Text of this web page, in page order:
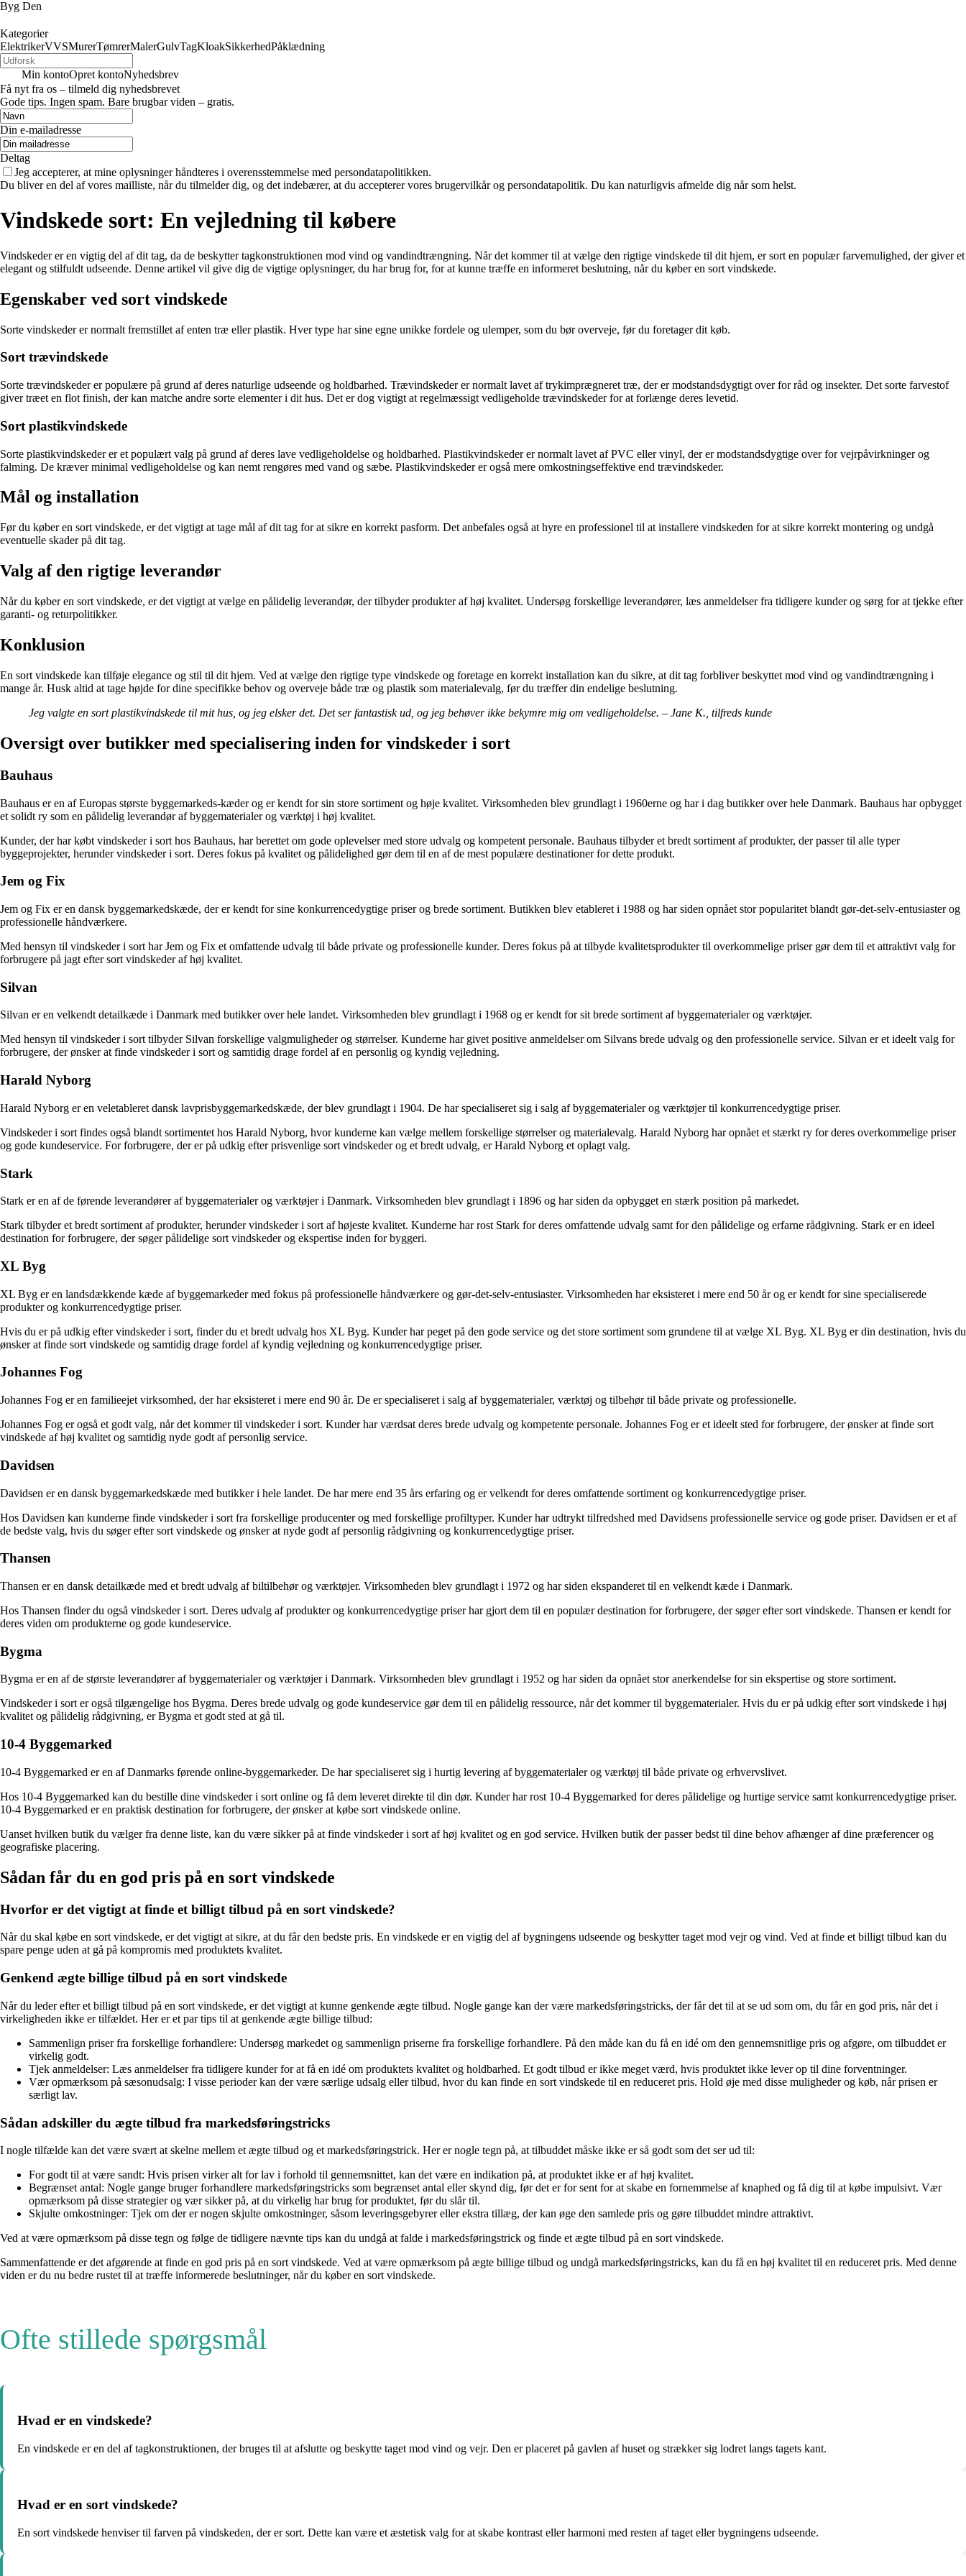
Byg Den
Kategorier
ElektrikerVVSMurerTømrerMalerGulvTagKloakSikkerhedPåklædning
Min kontoOpret kontoNyhedsbrev
Få nyt fra os – tilmeld dig nyhedsbrevet
Gode tips. Ingen spam. Bare brugbar viden – gratis.
Din e-mailadresse
Deltag
Jeg accepterer, at mine oplysninger håndteres i overensstemmelse med persondatapolitikken.
Du bliver en del af vores mailliste, når du tilmelder dig, og det indebærer, at du accepterer vores brugervilkår og persondatapolitik. Du kan naturligvis afmelde dig når som helst.
Vindskede sort: En vejledning til købere
Vindskeder er en vigtig del af dit tag, da de beskytter tagkonstruktionen mod vind og vandindtrængning. Når det kommer til at vælge den rigtige vindskede til dit hjem, er sort en populær farvemulighed, der giver et
elegant og stilfuldt udseende. Denne artikel vil give dig de vigtige oplysninger, du har brug for, for at kunne træffe en informeret beslutning, når du køber en sort vindskede.
Egenskaber ved sort vindskede
Sorte vindskeder er normalt fremstillet af enten træ eller plastik. Hver type har sine egne unikke fordele og ulemper, som du bør overveje, før du foretager dit køb.
Sort trævindskede
Sorte trævindskeder er populære på grund af deres naturlige udseende og holdbarhed. Trævindskeder er normalt lavet af trykimprægneret træ, der er modstandsdygtigt over for råd og insekter. Det sorte farvestof
giver træet en flot finish, der kan matche andre sorte elementer i dit hus. Det er dog vigtigt at regelmæssigt vedligeholde trævindskeder for at forlænge deres levetid.
Sort plastikvindskede
Sorte plastikvindskeder er et populært valg på grund af deres lave vedligeholdelse og holdbarhed. Plastikvindskeder er normalt lavet af PVC eller vinyl, der er modstandsdygtige over for vejrpåvirkninger og
falming. De kræver minimal vedligeholdelse og kan nemt rengøres med vand og sæbe. Plastikvindskeder er også mere omkostningseffektive end trævindskeder.
Mål og installation
Før du køber en sort vindskede, er det vigtigt at tage mål af dit tag for at sikre en korrekt pasform. Det anbefales også at hyre en professionel til at installere vindskeden for at sikre korrekt montering og undgå
eventuelle skader på dit tag.
Valg af den rigtige leverandør
Når du køber en sort vindskede, er det vigtigt at vælge en pålidelig leverandør, der tilbyder produkter af høj kvalitet. Undersøg forskellige leverandører, læs anmeldelser fra tidligere kunder og sørg for at tjekke efter
garanti- og returpolitikker.
Konklusion
En sort vindskede kan tilføje elegance og stil til dit hjem. Ved at vælge den rigtige type vindskede og foretage en korrekt installation kan du sikre, at dit tag forbliver beskyttet mod vind og vandindtrængning i
mange år. Husk altid at tage højde for dine specifikke behov og overveje både træ og plastik som materialevalg, før du træffer din endelige beslutning.
Jeg valgte en sort plastikvindskede til mit hus, og jeg elsker det. Det ser fantastisk ud, og jeg behøver ikke bekymre mig om vedligeholdelse. – Jane K., tilfreds kunde
Oversigt over butikker med specialisering inden for vindskeder i sort
Bauhaus
Bauhaus er en af Europas største byggemarkeds-kæder og er kendt for sin store sortiment og høje kvalitet. Virksomheden blev grundlagt i 1960erne og har i dag butikker over hele Danmark. Bauhaus har opbygget
et solidt ry som en pålidelig leverandør af byggematerialer og værktøj i høj kvalitet.
Kunder, der har købt vindskeder i sort hos Bauhaus, har berettet om gode oplevelser med store udvalg og kompetent personale. Bauhaus tilbyder et bredt sortiment af produkter, der passer til alle typer
byggeprojekter, herunder vindskeder i sort. Deres fokus på kvalitet og pålidelighed gør dem til en af de mest populære destinationer for dette produkt.
Jem og Fix
Jem og Fix er en dansk byggemarkedskæde, der er kendt for sine konkurrencedygtige priser og brede sortiment. Butikken blev etableret i 1988 og har siden opnået stor popularitet blandt gør-det-selv-entusiaster og
professionelle håndværkere.
Med hensyn til vindskeder i sort har Jem og Fix et omfattende udvalg til både private og professionelle kunder. Deres fokus på at tilbyde kvalitetsprodukter til overkommelige priser gør dem til et attraktivt valg for
forbrugere på jagt efter sort vindskeder af høj kvalitet.
Silvan
Silvan er en velkendt detailkæde i Danmark med butikker over hele landet. Virksomheden blev grundlagt i 1968 og er kendt for sit brede sortiment af byggematerialer og værktøjer.
Med hensyn til vindskeder i sort tilbyder Silvan forskellige valgmuligheder og størrelser. Kunderne har givet positive anmeldelser om Silvans brede udvalg og den professionelle service. Silvan er et ideelt valg for
forbrugere, der ønsker at finde vindskeder i sort og samtidig drage fordel af en personlig og kyndig vejledning.
Harald Nyborg
Harald Nyborg er en veletableret dansk lavprisbyggemarkedskæde, der blev grundlagt i 1904. De har specialiseret sig i salg af byggematerialer og værktøjer til konkurrencedygtige priser.
Vindskeder i sort findes også blandt sortimentet hos Harald Nyborg, hvor kunderne kan vælge mellem forskellige størrelser og materialevalg. Harald Nyborg har opnået et stærkt ry for deres overkommelige priser
og gode kundeservice. For forbrugere, der er på udkig efter prisvenlige sort vindskeder og et bredt udvalg, er Harald Nyborg et oplagt valg.
Stark
Stark er en af de førende leverandører af byggematerialer og værktøjer i Danmark. Virksomheden blev grundlagt i 1896 og har siden da opbygget en stærk position på markedet.
Stark tilbyder et bredt sortiment af produkter, herunder vindskeder i sort af højeste kvalitet. Kunderne har rost Stark for deres omfattende udvalg samt for den pålidelige og erfarne rådgivning. Stark er en ideel
destination for forbrugere, der søger pålidelige sort vindskeder og ekspertise inden for byggeri.
XL Byg
XL Byg er en landsdækkende kæde af byggemarkeder med fokus på professionelle håndværkere og gør-det-selv-entusiaster. Virksomheden har eksisteret i mere end 50 år og er kendt for sine specialiserede
produkter og konkurrencedygtige priser.
Hvis du er på udkig efter vindskeder i sort, finder du et bredt udvalg hos XL Byg. Kunder har peget på den gode service og det store sortiment som grundene til at vælge XL Byg. XL Byg er din destination, hvis du
ønsker at finde sort vindskede og samtidig drage fordel af kyndig vejledning og konkurrencedygtige priser.
Johannes Fog
Johannes Fog er en familieejet virksomhed, der har eksisteret i mere end 90 år. De er specialiseret i salg af byggematerialer, værktøj og tilbehør til både private og professionelle.
Johannes Fog er også et godt valg, når det kommer til vindskeder i sort. Kunder har værdsat deres brede udvalg og kompetente personale. Johannes Fog er et ideelt sted for forbrugere, der ønsker at finde sort
vindskede af høj kvalitet og samtidig nyde godt af personlig service.
Davidsen
Davidsen er en dansk byggemarkedskæde med butikker i hele landet. De har mere end 35 års erfaring og er velkendt for deres omfattende sortiment og konkurrencedygtige priser.
Hos Davidsen kan kunderne finde vindskeder i sort fra forskellige producenter og med forskellige profiltyper. Kunder har udtrykt tilfredshed med Davidsens professionelle service og gode priser. Davidsen er et af
de bedste valg, hvis du søger efter sort vindskede og ønsker at nyde godt af personlig rådgivning og konkurrencedygtige priser.
Thansen
Thansen er en dansk detailkæde med et bredt udvalg af biltilbehør og værktøjer. Virksomheden blev grundlagt i 1972 og har siden ekspanderet til en velkendt kæde i Danmark.
Hos Thansen finder du også vindskeder i sort. Deres udvalg af produkter og konkurrencedygtige priser har gjort dem til en populær destination for forbrugere, der søger efter sort vindskede. Thansen er kendt for
deres viden om produkterne og gode kundeservice.
Bygma
Bygma er en af de største leverandører af byggematerialer og værktøjer i Danmark. Virksomheden blev grundlagt i 1952 og har siden da opnået stor anerkendelse for sin ekspertise og store sortiment.
Vindskeder i sort er også tilgængelige hos Bygma. Deres brede udvalg og gode kundeservice gør dem til en pålidelig ressource, når det kommer til byggematerialer. Hvis du er på udkig efter sort vindskede i høj
kvalitet og pålidelig rådgivning, er Bygma et godt sted at gå til.
10-4 Byggemarked
10-4 Byggemarked er en af Danmarks førende online-byggemarkeder. De har specialiseret sig i hurtig levering af byggematerialer og værktøj til både private og erhvervslivet.
Hos 10-4 Byggemarked kan du bestille dine vindskeder i sort online og få dem leveret direkte til din dør. Kunder har rost 10-4 Byggemarked for deres pålidelige og hurtige service samt konkurrencedygtige priser.
10-4 Byggemarked er en praktisk destination for forbrugere, der ønsker at købe sort vindskede online.
Uanset hvilken butik du vælger fra denne liste, kan du være sikker på at finde vindskeder i sort af høj kvalitet og en god service. Hvilken butik der passer bedst til dine behov afhænger af dine præferencer og
geografiske placering.
Sådan får du en god pris på en sort vindskede
Hvorfor er det vigtigt at finde et billigt tilbud på en sort vindskede?
Når du skal købe en sort vindskede, er det vigtigt at sikre, at du får den bedste pris. En vindskede er en vigtig del af bygningens udseende og beskytter taget mod vejr og vind. Ved at finde et billigt tilbud kan du
spare penge uden at gå på kompromis med produktets kvalitet.
Genkend ægte billige tilbud på en sort vindskede
Når du leder efter et billigt tilbud på en sort vindskede, er det vigtigt at kunne genkende ægte tilbud. Nogle gange kan der være markedsføringstricks, der får det til at se ud som om, du får en god pris, når det i
virkeligheden ikke er tilfældet. Her er et par tips til at genkende ægte billige tilbud:
Sammenlign priser fra forskellige forhandlere: Undersøg markedet og sammenlign priserne fra forskellige forhandlere. På den måde kan du få en idé om den gennemsnitlige pris og afgøre, om tilbuddet er
virkelig godt.
Tjek anmeldelser: Læs anmeldelser fra tidligere kunder for at få en idé om produktets kvalitet og holdbarhed. Et godt tilbud er ikke meget værd, hvis produktet ikke lever op til dine forventninger.
Vær opmærksom på sæsonudsalg: I visse perioder kan der være særlige udsalg eller tilbud, hvor du kan finde en sort vindskede til en reduceret pris. Hold øje med disse muligheder og køb, når prisen er
særligt lav.
Sådan adskiller du ægte tilbud fra markedsføringstricks
I nogle tilfælde kan det være svært at skelne mellem et ægte tilbud og et markedsføringstrick. Her er nogle tegn på, at tilbuddet måske ikke er så godt som det ser ud til:
For godt til at være sandt: Hvis prisen virker alt for lav i forhold til gennemsnittet, kan det være en indikation på, at produktet ikke er af høj kvalitet.
Begrænset antal: Nogle gange bruger forhandlere markedsføringstricks som begrænset antal eller skynd dig, før det er for sent for at skabe en fornemmelse af knaphed og få dig til at købe impulsivt. Vær
opmærksom på disse strategier og vær sikker på, at du virkelig har brug for produktet, før du slår til.
Skjulte omkostninger: Tjek om der er nogen skjulte omkostninger, såsom leveringsgebyrer eller ekstra tillæg, der kan øge den samlede pris og gøre tilbuddet mindre attraktivt.
Ved at være opmærksom på disse tegn og følge de tidligere nævnte tips kan du undgå at falde i markedsføringstrick og finde et ægte tilbud på en sort vindskede.
Sammenfattende er det afgørende at finde en god pris på en sort vindskede. Ved at være opmærksom på ægte billige tilbud og undgå markedsføringstricks, kan du få en høj kvalitet til en reduceret pris. Med denne
viden er du nu bedre rustet til at træffe informerede beslutninger, når du køber en sort vindskede.
Ofte stillede spørgsmål
Hvad er en vindskede?
En vindskede er en del af tagkonstruktionen, der bruges til at afslutte og beskytte taget mod vind og vejr. Den er placeret på gavlen af huset og strækker sig lodret langs tagets kant.
Hvad er en sort vindskede?
En sort vindskede henviser til farven på vindskeden, der er sort. Dette kan være et æstetisk valg for at skabe kontrast eller harmoni med resten af taget eller bygningens udseende.